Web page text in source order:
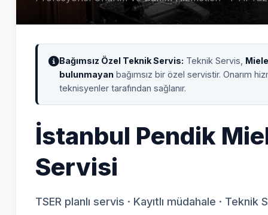
Bağımsız Özel Teknik Servis: Teknik Servis,
bulunmayan bağımsız bir özel servistir. Onarım
teknisyenler tarafından sağlanır.
İstanbul Pendik
Servisi
TSER planlı servis · Kayıtlı müdahale · Teknik